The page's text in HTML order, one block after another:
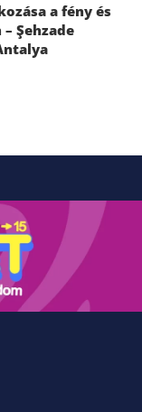
a fény és
Şehzade